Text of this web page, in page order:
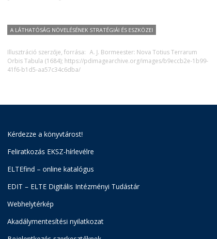
A LÁTHATÓSÁG NÖVELÉSÉNEK STRATÉGIÁI ÉS ESZKÖZEI
Illusztráció szerzője, forrása: A. J. Bormeester: Nova Totius Terrarum
Orbis Tabula (1684); https://pdimagearchive.org/images/b9eccb2e-1b99-
41f6-b1d5-aa57c34c6dba/
Kérdezze a könyvtárost!
Feliratkozás EKSZ-hírlevélre
ELTEfind – online katalógus
EDIT – ELTE Digitális Intézményi Tudástár
Webhelytérkép
Akadálymentesítési nyilatkozat